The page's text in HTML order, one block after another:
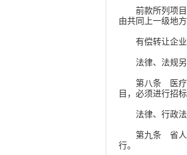
前款所列项目的
由共同上一级地
有偿转让企业
法律、法规另
第八条 医疗设
目，必须进行招标
法律、行政法
第九条 省人民
行。